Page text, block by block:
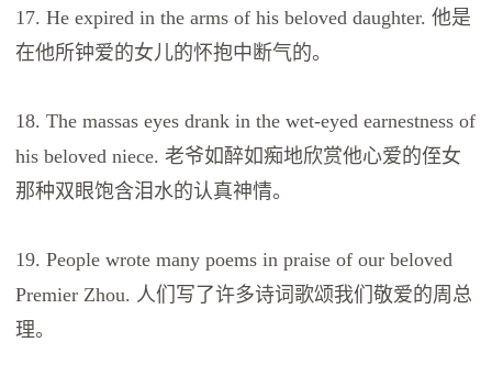
17. He expired in the arms of his beloved daughter. 他是
在他所钟爱的女儿的怀抱中断气的。
18. The massas eyes drank in the wet-eyed earnestness of
his beloved niece. 老爷如醉如痴地欣赏他心爱的侄女
那种双眼饱含泪水的认真神情。
19. People wrote many poems in praise of our beloved
Premier Zhou. 人们写了许多诗词歌颂我们敬爱的周总
理。